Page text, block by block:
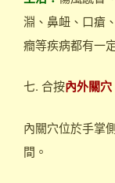
淵、鼻衄、口瘡
癎等疾病都有一
七. 合按內外關穴
內關穴位於手掌
間。